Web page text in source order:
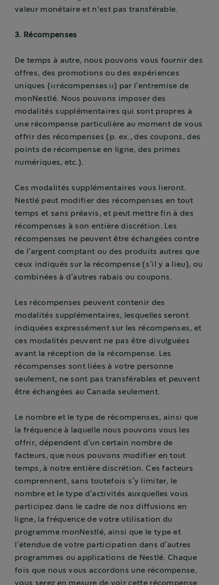
valeur monétaire et n'est pas transférable.
3. Récompenses
De temps à autre, nous pouvons vous fournir des
offres, des promotions ou des expériences
uniques («récompenses») par l’entremise de
monNestlé. Nous pouvons imposer des
modalités supplémentaires qui sont propres à
une récompense particulière au moment de vous
offrir des récompenses (p. ex., des coupons, des
points de récompense en ligne, des primes
numériques, etc.).
Ces modalités supplémentaires vous lieront.
Nestlé peut modifier des récompenses en tout
temps et sans préavis, et peut mettre fin à des
récompenses à son entière discrétion. Les
récompenses ne peuvent être échangées contre
de l’argent comptant ou des produits autres que
ceux indiqués sur la récompense (s’il y a lieu), ou
combinées à d’autres rabais ou coupons.
Les récompenses peuvent contenir des
modalités supplémentaires, lesquelles seront
indiquées expressément sur les récompenses, et
ces modalités peuvent ne pas être divulguées
avant la réception de la récompense. Les
récompenses sont liées à votre personne
seulement, ne sont pas transférables et peuvent
être échangées au Canada seulement.
Le nombre et le type de récompenses, ainsi que
la fréquence à laquelle nous pouvons vous les
offrir, dépendent d’un certain nombre de
facteurs, que nous pouvons modifier en tout
temps, à notre entière discrétion. Ces facteurs
comprennent, sans toutefois s’y limiter, le
nombre et le type d’activités auxquelles vous
participez dans le cadre de nos diffusions en
ligne, la fréquence de votre utilisation du
programme monNestlé, ainsi que le type et
l’étendue de votre participation dans d’autres
programmes ou applications de Nestlé. Chaque
fois que nous vous accordons une récompense,
vous serez en mesure de voir cette récompense